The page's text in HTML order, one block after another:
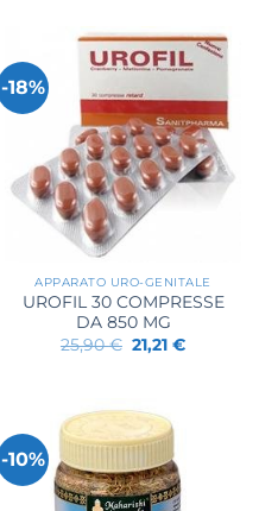
-18%
APPARATO URO-GENITALE
UROFIL 30 COMPRESSE
DA 850 MG
25,90€ Il
prezzo
21,21€Il
-10%